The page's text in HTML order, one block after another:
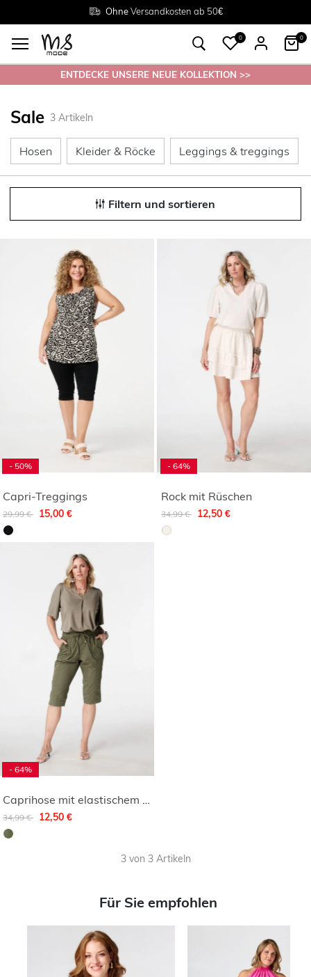
OhneVersandkosten ab 50€
Grösse38 - 54
Rückgabe innerhalb 30 Tagen
0 0
ENTDECKE UNSERE NEUE KOLLEKTION >>
Sale 3 Artikeln
Hosen Hosen
Kleider & Röcke Kleider & Röcke
Leggings & treggings
Filtern und sortieren
- 50%
Capri-Treggings
Reduziert von
29,99 € auf15,00 €
- 64%
Rock mit Rüschen
Reduziert von
34,99 € auf
12,50 €
- 64%
Reduziert von
34,99 € auf
12,50 €
3 von 3 Artikeln
Für Sie empfohlen